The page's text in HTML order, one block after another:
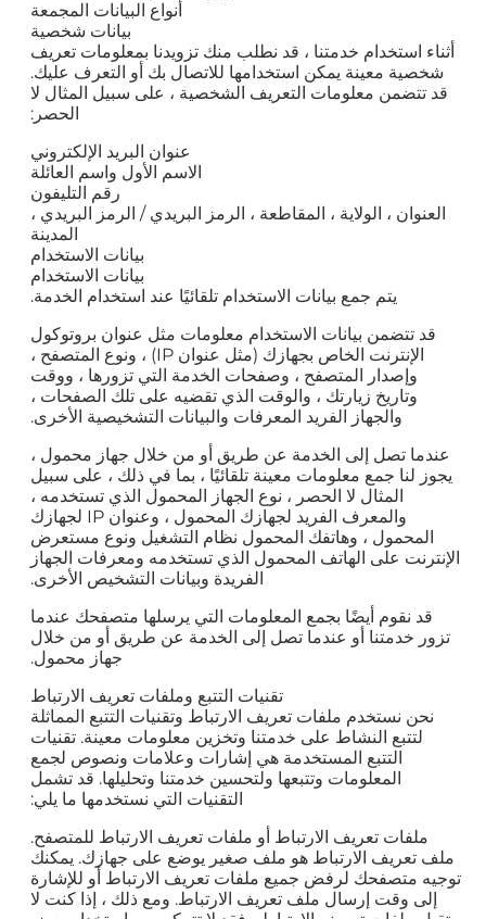
أنواع البيانات المجمعة
بيانات شخصية
أثناء استخدام خدمتنا ، قد نطلب منك تزويدنا بمعلومات تعريف
شخصية معينة يمكن استخدامها للاتصال بك أو التعرف عليك.
قد تتضمن معلومات التعريف الشخصية ، على سبيل المثال لا
الحصر:
عنوان البريد الإلكتروني
الاسم الأول واسم العائلة
رقم التليفون
العنوان ، الولاية ، المقاطعة ، الرمز البريدي / الرمز البريدي ،
المدينة
بيانات الاستخدام
بيانات الاستخدام
يتم جمع بيانات الاستخدام تلقائيًا عند استخدام الخدمة.
قد تتضمن بيانات الاستخدام معلومات مثل عنوان بروتوكول
الإنترنت الخاص بجهازك (مثل عنوان IP) ، ونوع المتصفح ،
وإصدار المتصفح ، وصفحات الخدمة التي تزورها ، ووقت
وتاريخ زيارتك ، والوقت الذي تقضيه على تلك الصفحات ،
والجهاز الفريد المعرفات والبيانات التشخيصية الأخرى.
عندما تصل إلى الخدمة عن طريق أو من خلال جهاز محمول ،
يجوز لنا جمع معلومات معينة تلقائيًا ، بما في ذلك ، على سبيل
المثال لا الحصر ، نوع الجهاز المحمول الذي تستخدمه ،
والمعرف الفريد لجهازك المحمول ، وعنوان IP لجهازك
المحمول ، وهاتفك المحمول نظام التشغيل ونوع مستعرض
الإنترنت على الهاتف المحمول الذي تستخدمه ومعرفات الجهاز
الفريدة وبيانات التشخيص الأخرى.
قد نقوم أيضًا بجمع المعلومات التي يرسلها متصفحك عندما
تزور خدمتنا أو عندما تصل إلى الخدمة عن طريق أو من خلال
جهاز محمول.
تقنيات التتبع وملفات تعريف الارتباط
نحن نستخدم ملفات تعريف الارتباط وتقنيات التتبع المماثلة
لتتبع النشاط على خدمتنا وتخزين معلومات معينة. تقنيات
التتبع المستخدمة هي إشارات وعلامات ونصوص لجمع
المعلومات وتتبعها ولتحسين خدمتنا وتحليلها. قد تشمل
التقنيات التي نستخدمها ما يلي:
ملفات تعريف الارتباط أو ملفات تعريف الارتباط للمتصفح.
ملف تعريف الارتباط هو ملف صغير يوضع على جهازك. يمكنك
توجيه متصفحك لرفض جميع ملفات تعريف الارتباط أو للإشارة
إلى وقت إرسال ملف تعريف الارتباط. ومع ذلك ، إذا كنت لا